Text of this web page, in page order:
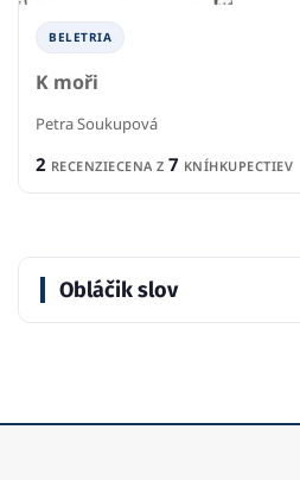
BELETRIA
K moři
Petra Soukupová
2 RECENZIECENA Z 7 KNÍHKUPECTIEV
Obláčik slov